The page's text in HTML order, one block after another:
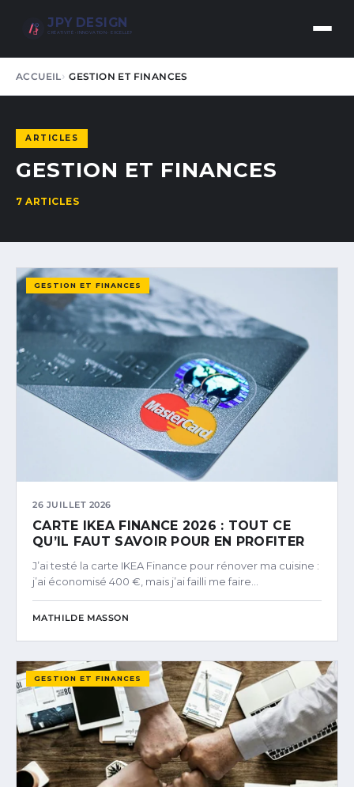
JPY DESIGN
CRÉATIVITÉ • INNOVATION • EXCELLENCE
ACCUEIL GESTION ET FINANCES
ARTICLES
GESTION ET FINANCES
7 ARTICLES
GESTION ET FINANCES
26 JUILLET 2026
CARTE IKEA FINANCE 2026 : TOUT CE
QU’IL FAUT SAVOIR POUR EN PROFITER
J’ai testé la carte IKEA Finance pour rénover ma cuisine :
j’ai économisé 400 €, mais j’ai failli me faire…
MATHILDE MASSON
GESTION ET FINANCES